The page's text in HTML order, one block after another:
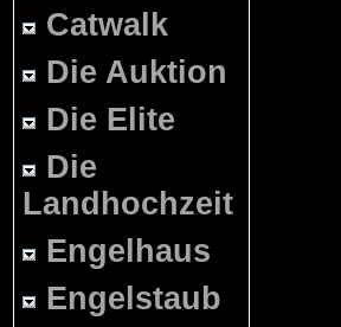
Catwalk
Die Auktion
Die Elite
Die
Landhochzeit
Engelhaus
Engelstaub